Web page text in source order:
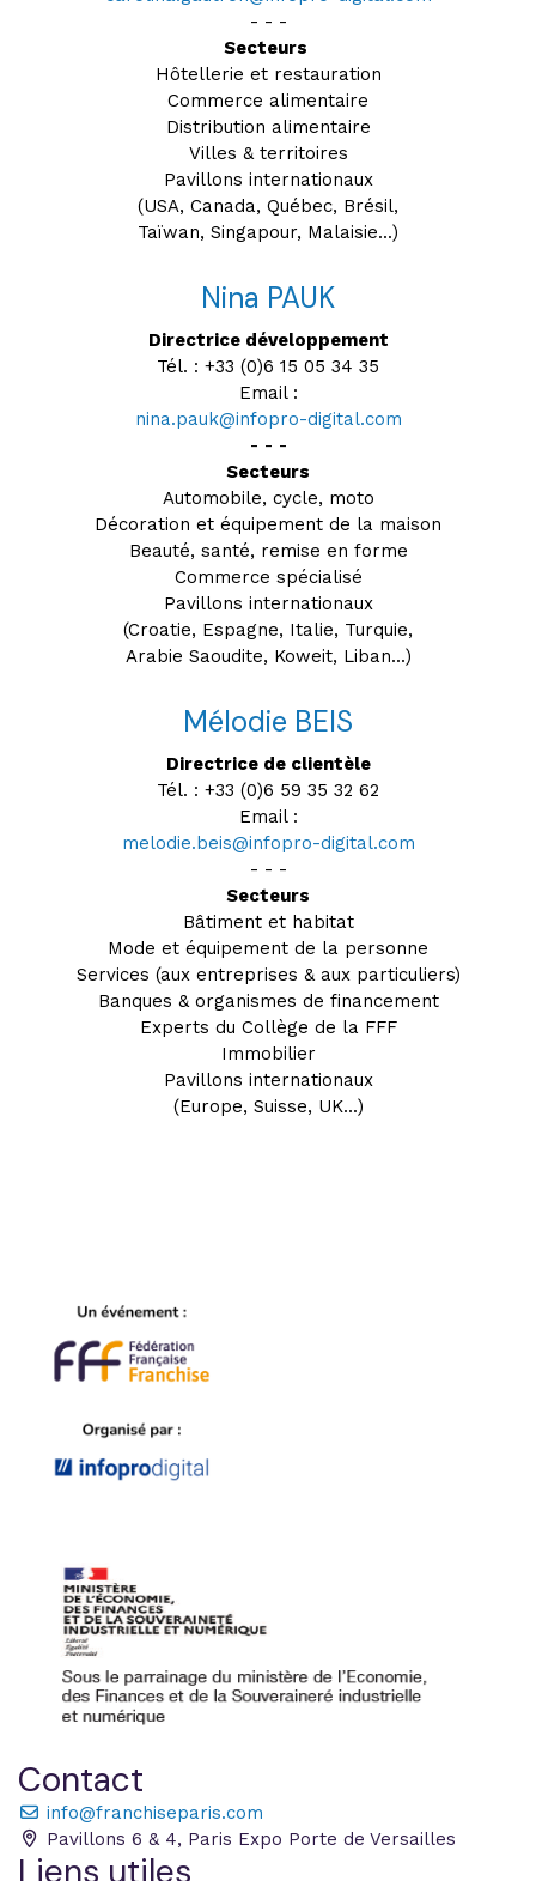
- - -
Secteurs
Hôtellerie et restauration
Commerce alimentaire
Distribution alimentaire
Villes & territoires
Pavillons internationaux
(USA, Canada, Québec, Brésil,
Taïwan, Singapour, Malaisie...)
Nina PAUK
Directrice développement
Tél. : +33 (0)6 15 05 34 35
Email :
nina.pauk@infopro-digital.com
- - -
Secteurs
Automobile, cycle, moto
Décoration et équipement de la maison
Beauté, santé, remise en forme
Commerce spécialisé
Pavillons internationaux
(Croatie, Espagne, Italie, Turquie,
Arabie Saoudite, Koweit, Liban...)
Mélodie BEIS
Directrice de clientèle
Tél. : +33 (0)6 59 35 32 62
Email :
melodie.beis@infopro-digital.com
- - -
Secteurs
Bâtiment et habitat
Mode et équipement de la personne
Services (aux entreprises & aux particuliers)
Banques & organismes de financement
Experts du Collège de la FFF
Immobilier
Pavillons internationaux
(Europe, Suisse, UK...)
Contact
info@franchiseparis.com
Pavillons 6 & 4, Paris Expo Porte de Versailles
Liens utiles